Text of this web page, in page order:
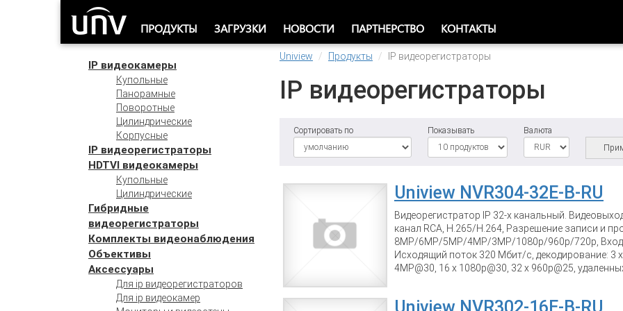
ПРОДУКТЫ ЗАГРУЗКИ НОВОСТИ ПАРТНЕРСТВО КОНТАКТЫ
IP видеокамеры
Купольные
Панорамные
Поворотные
Цилиндрические
Корпусные
IP видеорегистраторы
HDTVI видеокамеры
Купольные
Цилиндрические
Гибридные
видеорегистраторы
Комплекты видеонаблюдения
Объективы
Аксессуары
Для ip видеорегистраторов
Для ip видеокамер
Uniview Продукты IP видеорегистраторы
IP видеорегистраторы
Сортировать по Показывать
Валюта
Uniview NVR304-32E-B-RU
Видеорегистратор IP 32-х канальный.
канал RCA, Н.265/Н.264, Разрешение записи и
8MP/6MP/5MP/4MP/3MP/1080p/960p/720p,
Исходящий поток 320 Мбит/с, декодирование: 3 x
4MP@30, 16 x 1080p@30, 32 x 960p@25,
вход/выход 16/4, RS485, питание 12В/12Вт (блок